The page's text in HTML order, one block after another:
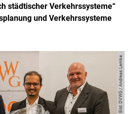
städtischer Verkehrssysteme“
und Verkehrssysteme
Bild: DVWG / Andreas Lemke.